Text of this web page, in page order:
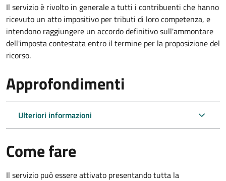
Il servizioè rivolto in generale a tutti i contribuenti che hanno
ricevuto un atto impositivo per tributi di loro competenza, e
intendono raggiungere un accordo definitivo sull'ammontare
dell'imposta contestata entro il termine per la proposizione del
ricorso.
Approfondimenti
Ulteriori informazioni
Come fare
Il servizio può essere attivato presentando tutta la